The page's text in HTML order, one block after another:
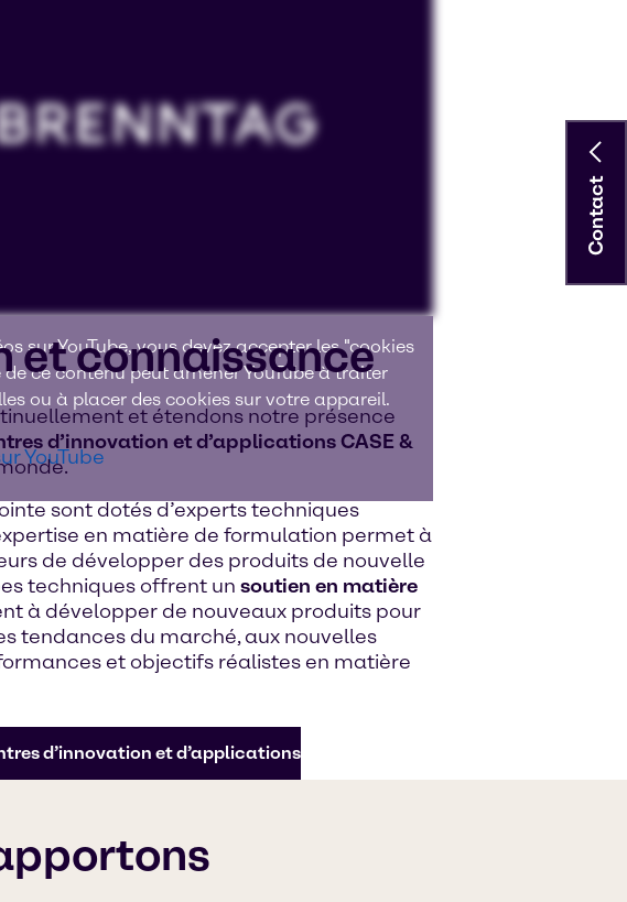
sur YouTube, vous devez accepter les "cookies
ce contenu peut amener YouTube à traiter
ou à placer des cookies sur votre appareil.
YouTube
et connaissance
et étendons notre présence
d’innovation et d’applications CASE &
sont dotés d’experts techniques
en matière de formulation permet à
de développer des produits de nouvelle
techniques offrent un soutien en matière
à développer de nouveaux produits pour
tendances du marché, aux nouvelles
et objectifs réalistes en matière
d’innovation et d’applications
Contact